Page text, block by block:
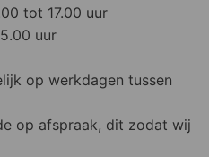
tot 17.00 uur
uur
op werkdagen tussen
op afspraak, dit zodat wij